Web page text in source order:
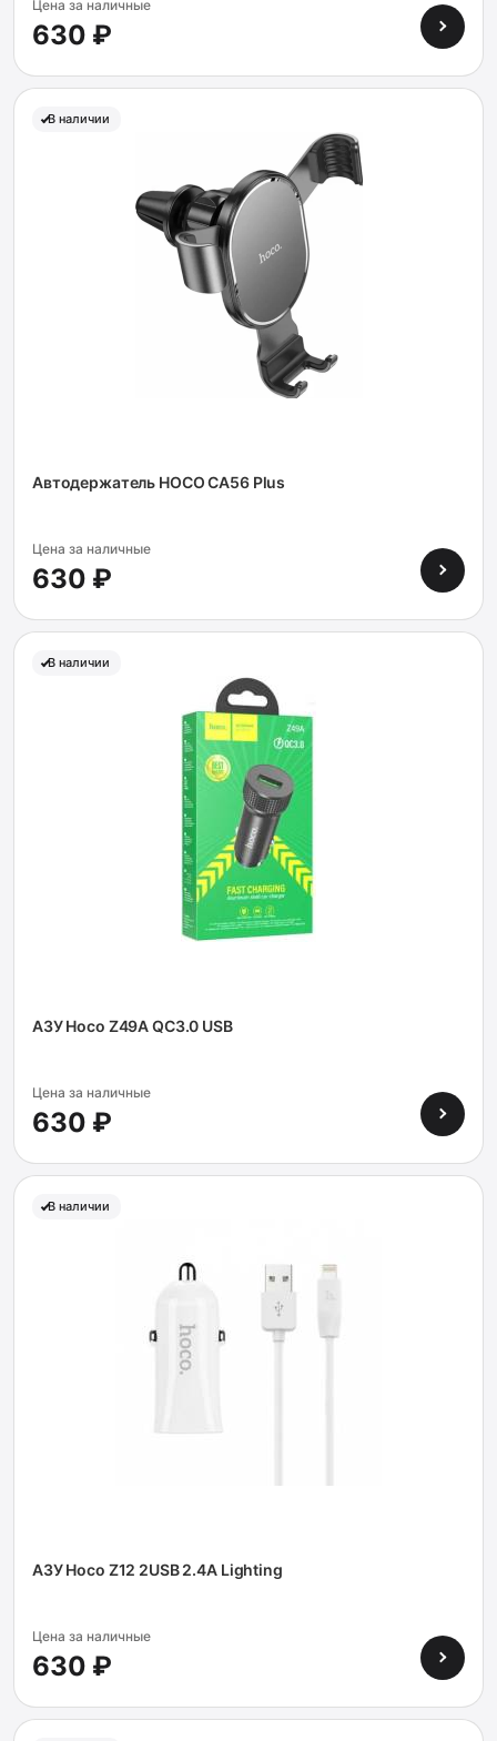
Цена за наличные
630 ₽
В наличии
Автодержатель HOCO CA56 Plus
Цена за наличные
630 ₽
В наличии
АЗУ Hoco Z49A QC3.0 USB
Цена за наличные
630 ₽
В наличии
АЗУ Hoco Z12 2USB 2.4A Lighting
Цена за наличные
630 ₽